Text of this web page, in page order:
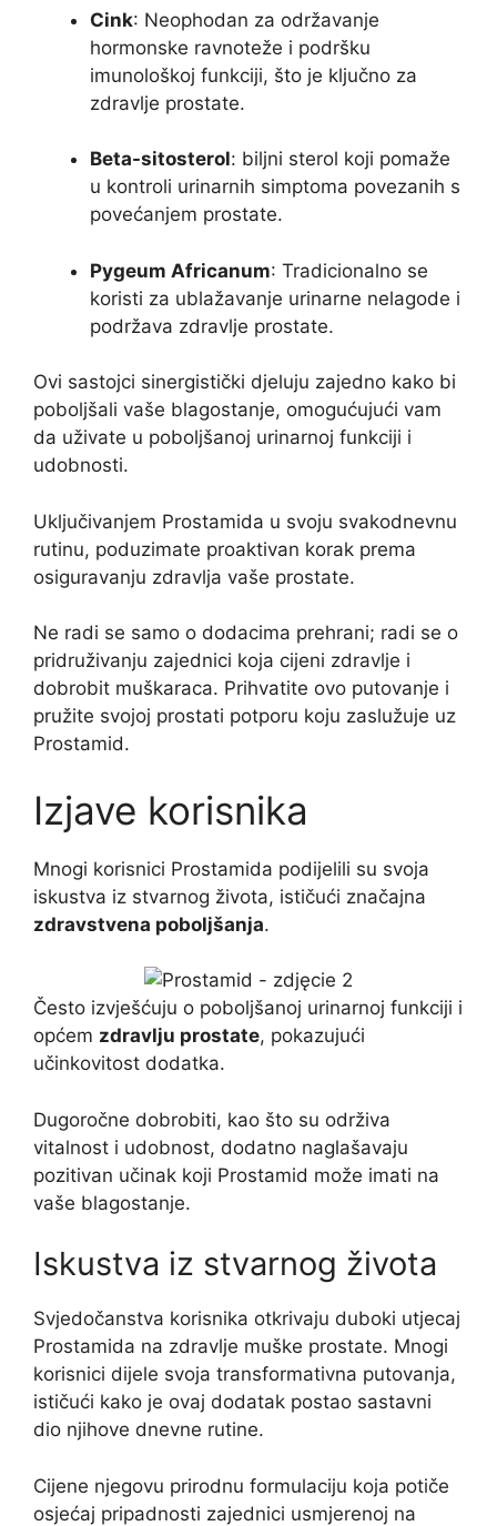
Cink: Neophodan za održavanje
hormonske ravnoteže i podršku
imunološkoj funkciji, što je ključno za
zdravlje prostate.
Beta-sitosterol: biljni sterol koji pomaže
u kontroli urinarnih simptoma povezanih s
povećanjem prostate.
Pygeum Africanum: Tradicionalno se
koristi za ublažavanje urinarne nelagode i
podržava zdravlje prostate.
Ovi sastojci sinergistički djeluju zajedno kako bi
poboljšali vaše blagostanje, omogućujući vam
da uživate u poboljšanoj urinarnoj funkciji i
udobnosti.
Uključivanjem Prostamida u svoju svakodnevnu
rutinu, poduzimate proaktivan korak prema
osiguravanju zdravlja vaše prostate.
Ne radi se samo o dodacima prehrani; radi se o
pridruživanju zajednici koja cijeni zdravlje i
dobrobit muškaraca. Prihvatite ovo putovanje i
pružite svojoj prostati potporu koju zaslužuje uz
Prostamid.
Izjave korisnika
Mnogi korisnici Prostamida podijelili su svoja
iskustva iz stvarnog života, ističući značajna
zdravstvena poboljšanja.
Često izvješćuju o poboljšanoj urinarnoj funkciji i
općem zdravlju prostate, pokazujući
učinkovitost dodatka.
Dugoročne dobrobiti, kao što su održiva
vitalnost i udobnost, dodatno naglašavaju
pozitivan učinak koji Prostamid može imati na
vaše blagostanje.
Iskustva iz stvarnog života
Svjedočanstva korisnika otkrivaju duboki utjecaj
Prostamida na zdravlje muške prostate. Mnogi
korisnici dijele svoja transformativna putovanja,
ističući kako je ovaj dodatak postao sastavni
dio njihove dnevne rutine.
Cijene njegovu prirodnu formulaciju koja potiče
osjećaj pripadnosti zajednici usmjerenoj na